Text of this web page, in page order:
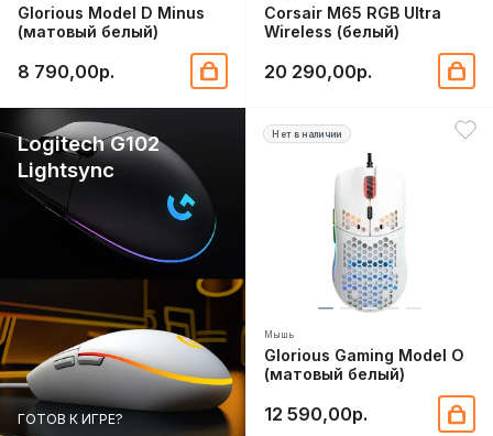
Glorious Model D Minus
(матовый белый)
8 790,00р.
Corsair M65 RGB Ultra
Wireless (белый)
20 290,00р.
Logitech G102
Lightsync
ГОТОВ К ИГРЕ?
Нет в наличии
Мышь
Glorious Gaming Model O
(матовый белый)
12 590,00р.